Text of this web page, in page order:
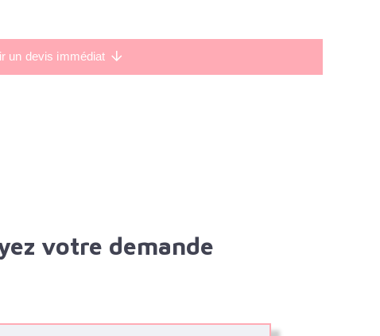
un devis immédiat
votre demande